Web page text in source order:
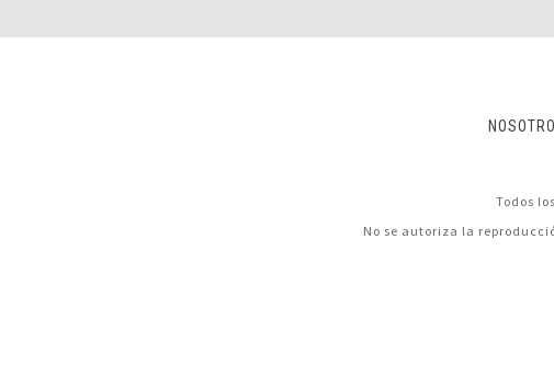
Todos
No se autoriza la